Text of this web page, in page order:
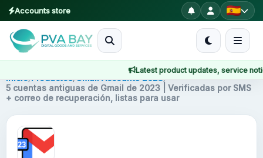
Accounts store
Latest product updates, service
MENU
Productos
Blog
Inicio/Productos/ Gmail Accounts 2023/
5 cuentas antiguas de Gmail de 2023 | Verificadas por SMS
+ correo de recuperación, listas para usar